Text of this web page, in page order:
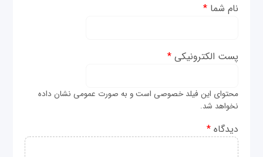
نام شما*
پست الکترونیکی*
محتوای این فیلد خصوصی است و به صورت عمومی نشان داده
نخواهد شد.
دیدگاه*